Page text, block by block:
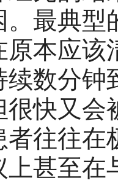
最典
本应
续数分
快又
者往往
甚至在